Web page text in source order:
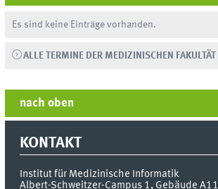
Es sind keine Einträge vorhanden.
ALLE TERMINE DER MEDIZINISCHEN FAKULTÄT
nach oben
KONTAKT
Institut für Medizinische Informatik
Albert-Schweitzer-Campus 1, Gebäude A11